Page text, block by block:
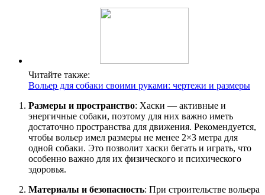
Читайте также:
Вольер для собаки своими руками: чертежи и размеры
Размеры и пространство: Хаски — активные и
энергичные собаки, поэтому для них важно иметь
достаточно пространства для движения. Рекомендуется,
чтобы вольер имел размеры не менее 2×3 метра для
одной собаки. Это позволит хаски бегать и играть, что
особенно важно для их физического и психического
здоровья.
Материалы и безопасность: При строительстве вольера